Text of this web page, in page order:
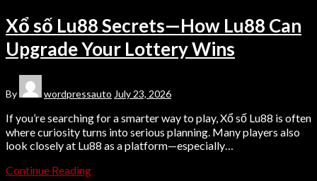
Xổ số Lu88 Secrets—How Lu88 Can
Upgrade Your Lottery Wins
By wordpressauto July 23, 2026
If you’re searching for a smarter way to play, Xổ số Lu88 is often
where curiosity turns into serious planning. Many players also
look closely at Lu88 as a platform—especially…
Continue Reading